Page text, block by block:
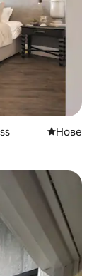
Нове
Нове